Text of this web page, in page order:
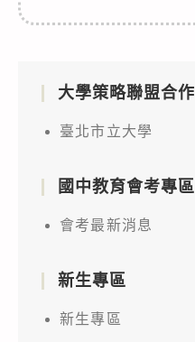
大學策略聯盟合作
臺北市立大學
國中教育會考專區
會考最新消息
新生專區
新生專區